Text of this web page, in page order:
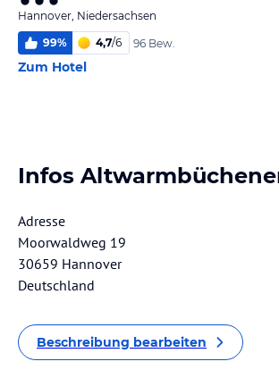
Hannover, Niedersachsen
99% 4,7/6 96 Bew.
Zum Hotel
Infos
Adresse
Moorwaldweg 19
30659 Hannover
Deutschland
Beschreibung bearbeiten